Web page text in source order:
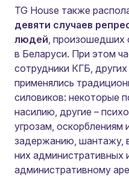
TG House также
девяти случаев
людей, произошедших
в Беларуси. При этом
сотрудники КГБ,
применялись
силовиков: некоторые
насилию, другие –
угрозам, оскорблениям
задержанию, шантажу,
них административных
административному